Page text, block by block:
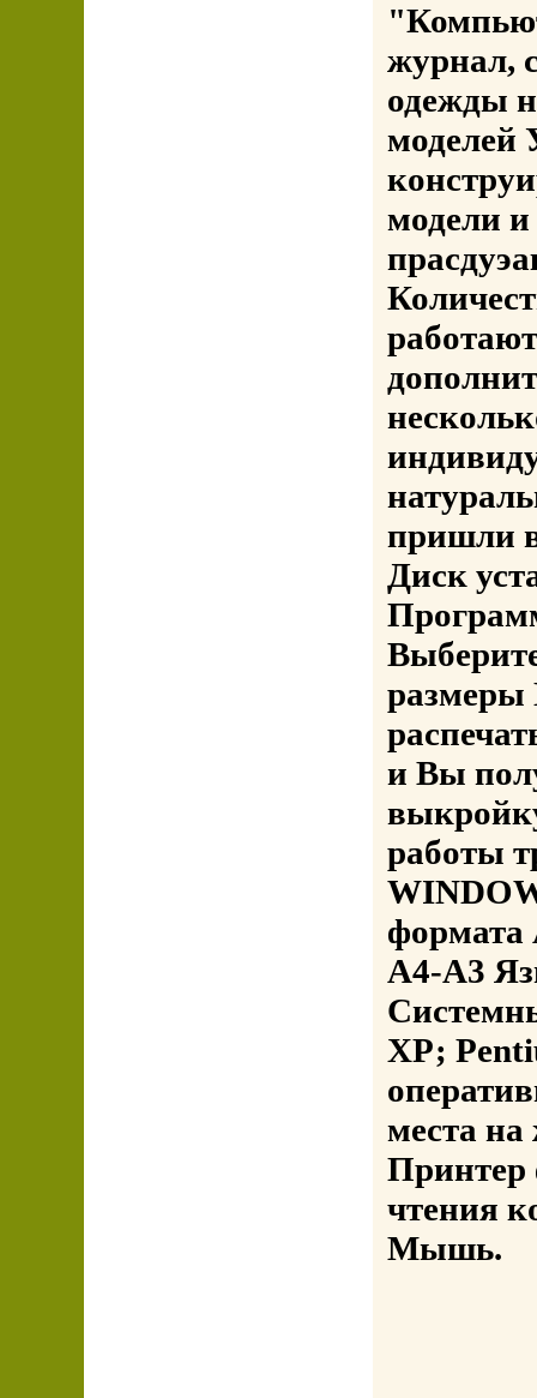
журнал,
одежды
моделей
модели и
пришли
Диск
размеры
и Вы
работы
формата
А4-А3
ХР;
места на
Принтер
чтения
Мышь.